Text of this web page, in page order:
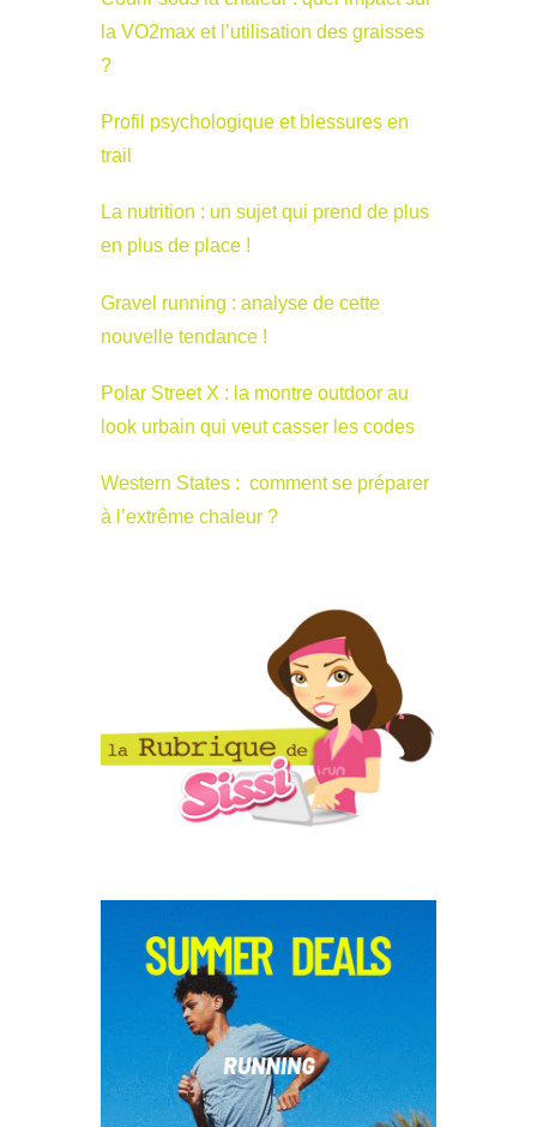
la VO2max et l’utilisation des graisses
?
Profil psychologique et blessures en
trail
La nutrition : un sujet qui prend de plus
en plus de place !
Gravel running : analyse de cette
nouvelle tendance !
Polar Street X : la montre outdoor au
look urbain qui veut casser les codes
Western States : comment se préparer
à l’extrême chaleur ?